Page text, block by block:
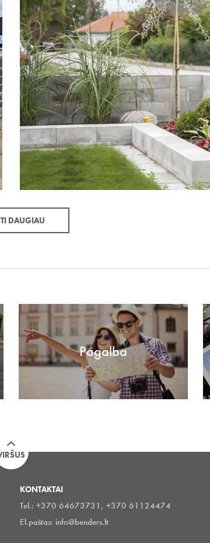
DAUGIAU
Pagalba
KONTAKTAI
Tel.: +370 64673731, +370 61124474
El.paštas: info@benders.lt